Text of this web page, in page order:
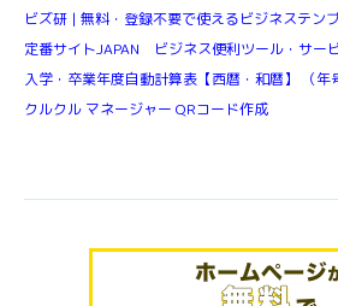
ビズ研 | 無料・登録不要で使えるビジネステン
定番サイトJAPAN ビジネス便利ツール・サー
入学・卒業年度自動計算表【西暦・和暦】 （年
クルクル マネージャー QRコード作成